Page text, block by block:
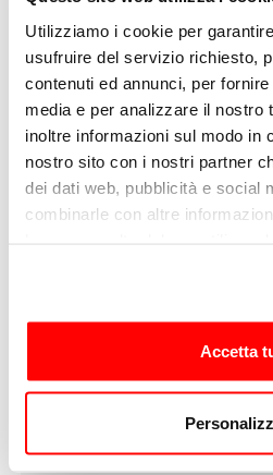
Utilizziamo i cookie per
usufruire del servizio richiesto,
contenuti ed annunci, per
media e per analizzare il nostro
inoltre informazioni sul modo in
nostro sito con i nostri partner
dei dati web, pubblicità e social
combinarle con altre
Accetta
Allarme per alta / bassa
temperatura
Misurazione temperatura max /
min / differenza / media
Schermo LCD